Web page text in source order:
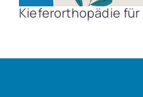
Kieferorthopädie für